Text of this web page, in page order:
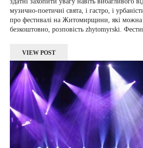
музично-поетичні свята, і гастро, і
про фестивалі на Житомирщини, які можна
безкоштовно,
VIEW POST